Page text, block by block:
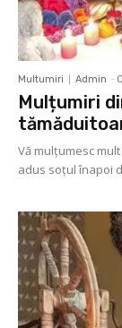
Multumiri Admin -
Mulțumiri
Vă mulţumesc
adus soţul înapoi